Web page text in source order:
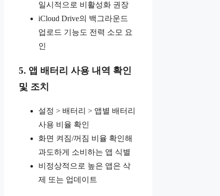
일시적으로 비활성화 권장
iCloud Drive의 백그라운드
업로드 기능도 전력 소모 요
인
5. 앱 배터리 사용 내역 확인
및 조치
설정 > 배터리 > 앱별 배터리
사용 비율 확인
화면 켜짐/꺼짐 비율 확인해
과도하게 소비하는 앱 식별
비정상적으로 높은 앱은 삭
제 또는 업데이트